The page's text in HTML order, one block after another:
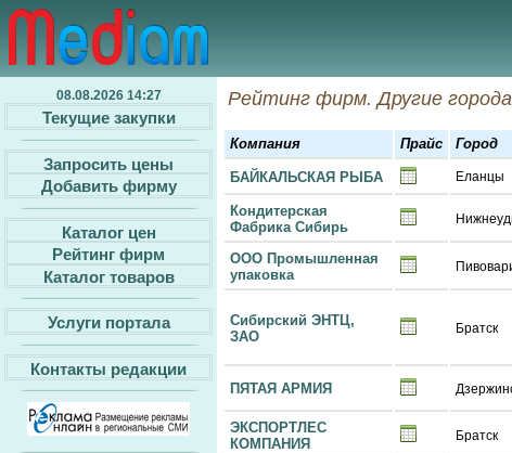
08.08.2026 14:27
Текущие закупки
Запросить цены
Добавить фирму
Каталог цен
Рейтинг фирм
Каталог товаров
Услуги портала
Контакты редакции
Рейтинг фирм. Другие
Компания Прайс Город
БАЙКАЛЬСКАЯ РЫБА Еланцы
Кондитерская
Фабрика Сибирь
ООО Промышленная
упаковка
Сибирский ЭНТЦ,
ЗАО
Братск
ПЯТАЯ АРМИЯ
ЭКСПОРТЛЕС
КОМПАНИЯ
Братск